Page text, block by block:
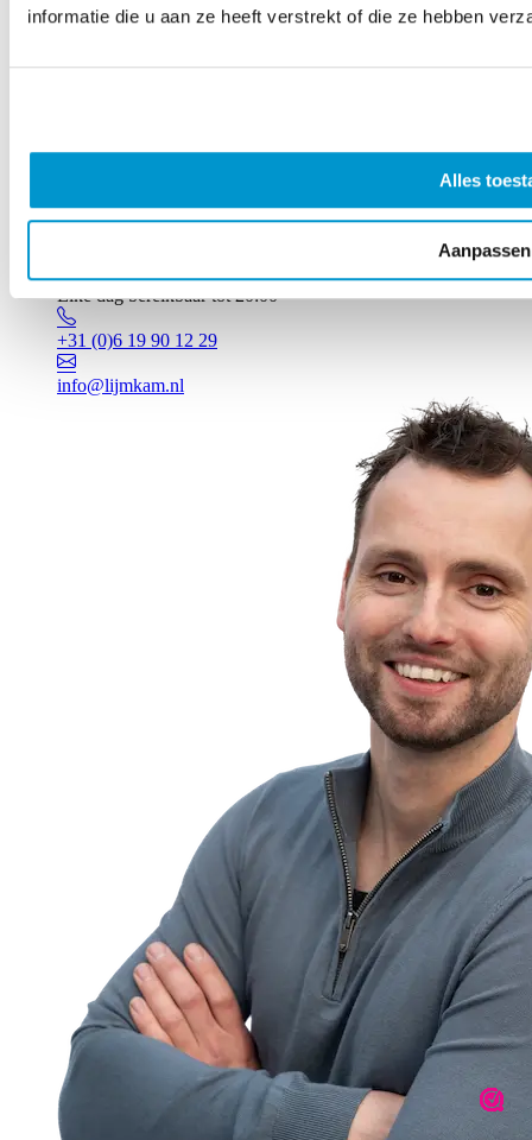
informatie die u aan ze heeft verstrekt of die ze hebben
Alles
Aanpassen
Elke dag bereikbaar tot 20:00
+31 (0)6 19 90 12 29
info@lijmkam.nl